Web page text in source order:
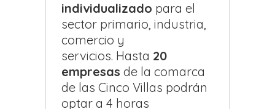
individualizado para el
sector primario, industria,
comercio y
servicios. Hasta 20
empresas de la comarca
de las Cinco Villas podrán
optar a 4 horas